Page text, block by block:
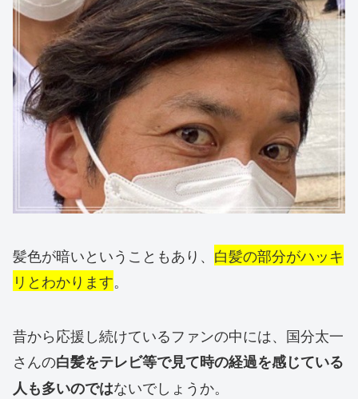
髪色が暗いということもあり、 白髪の部分がハッキ
リとわかります。
昔から応援し続けているファンの中には、国分太一
さんの白髪をテレビ等で見て時の経過を感じている
人も多いのではないでしょうか。